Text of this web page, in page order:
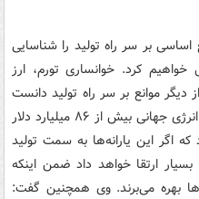
اساسی بر سر راه تولید را شناسایی
کرد. خوانساری تورم، ارز
دیگر موانع بر سر راه تولید دانست
و گفت: بر اساس آخرین آمار سازمان انرژی جهانی بیش از ۸۶ میلیارد دلار
اگر این یارانه‌ها به سمت تولید
ارتقا خواهد داد ضمن اینکه
بهره می‌برند. وی همچنین گفت: